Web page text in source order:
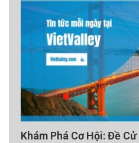
Khám Phá Cơ Hội: Đề